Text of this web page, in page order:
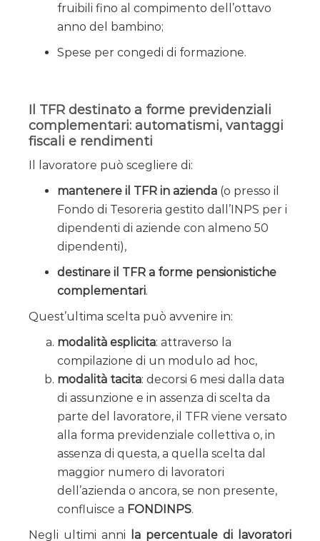
fruibili fino al compimento dell’ottavo
anno del bambino;
Spese per congedi di formazione.
Il TFR destinato a forme previdenziali
complementari: automatismi, vantaggi
fiscali e rendimenti
Il lavoratore può scegliere di:
mantenere il TFR in azienda (o presso il
Fondo di Tesoreria gestito dall’INPS per i
dipendenti di aziende con almeno 50
dipendenti),
destinare il TFR a forme pensionistiche
complementari.
Quest’ultima scelta può avvenire in:
modalità esplicita: attraverso la
compilazione di un modulo ad hoc,
modalità tacita: decorsi 6 mesi dalla data
di assunzione e in assenza di scelta da
parte del lavoratore, il TFR viene versato
alla forma previdenziale collettiva o, in
assenza di questa, a quella scelta dal
maggior numero di lavoratori
dell’azienda o ancora, se non presente,
confluisce a FONDINPS.
Negli ultimi anni
la percentuale di lavoratori